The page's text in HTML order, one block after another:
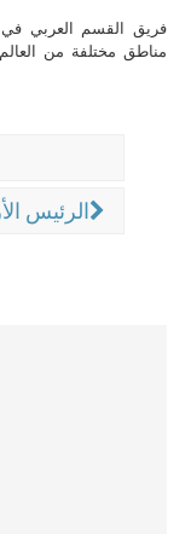
فريق القسم العربي في
مناطق مختلفة من
الرئيس